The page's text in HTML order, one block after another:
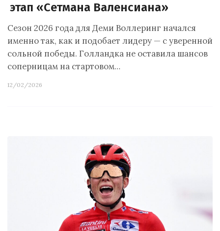
этап «Сетмана Валенсиана»
Сезон 2026 года для Деми Воллеринг начался
именно так, как и подобает лидеру — с уверенной
сольной победы. Голландка не оставила шансов
соперницам на стартовом…
12/02/2026